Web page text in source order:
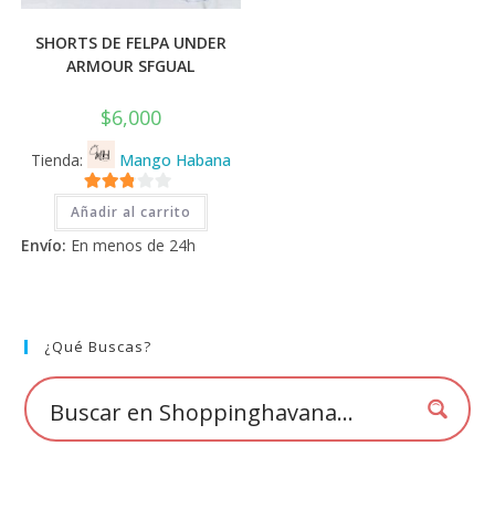
SHORTS DE FELPA UNDER
ARMOUR SFGUAL
$6,000
Tienda: Mango Habana
2.71
de 5
Añadir al carrito
Envío: En menos de 24h
¿Qué Buscas?